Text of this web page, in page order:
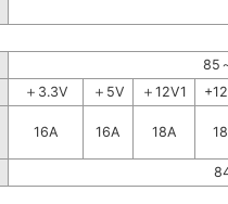
85
＋3.3V ＋5V ＋12V1
16A
16A 18A